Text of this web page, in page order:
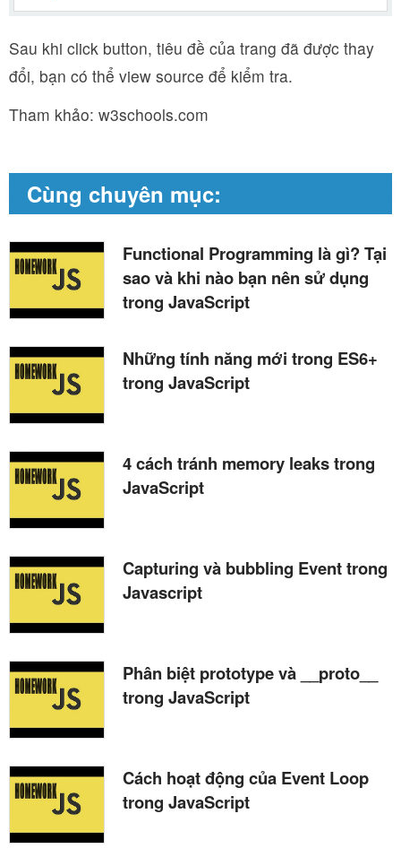
Sau khi click button, tiêu đề của trang đã được thay
đổi, bạn có thể view source để kiểm tra.
Tham khảo: w3schools.com
Cùng chuyên mục:
Functional Programming là gì? Tại
sao và khi nào bạn nên sử dụng
trong JavaScript
Những tính năng mới trong ES6+
trong JavaScript
4 cách tránh memory leaks trong
JavaScript
Capturing và bubbling Event trong
Javascript
Phân biệt prototype và __proto__
trong JavaScript
Cách hoạt động của Event Loop
trong JavaScript